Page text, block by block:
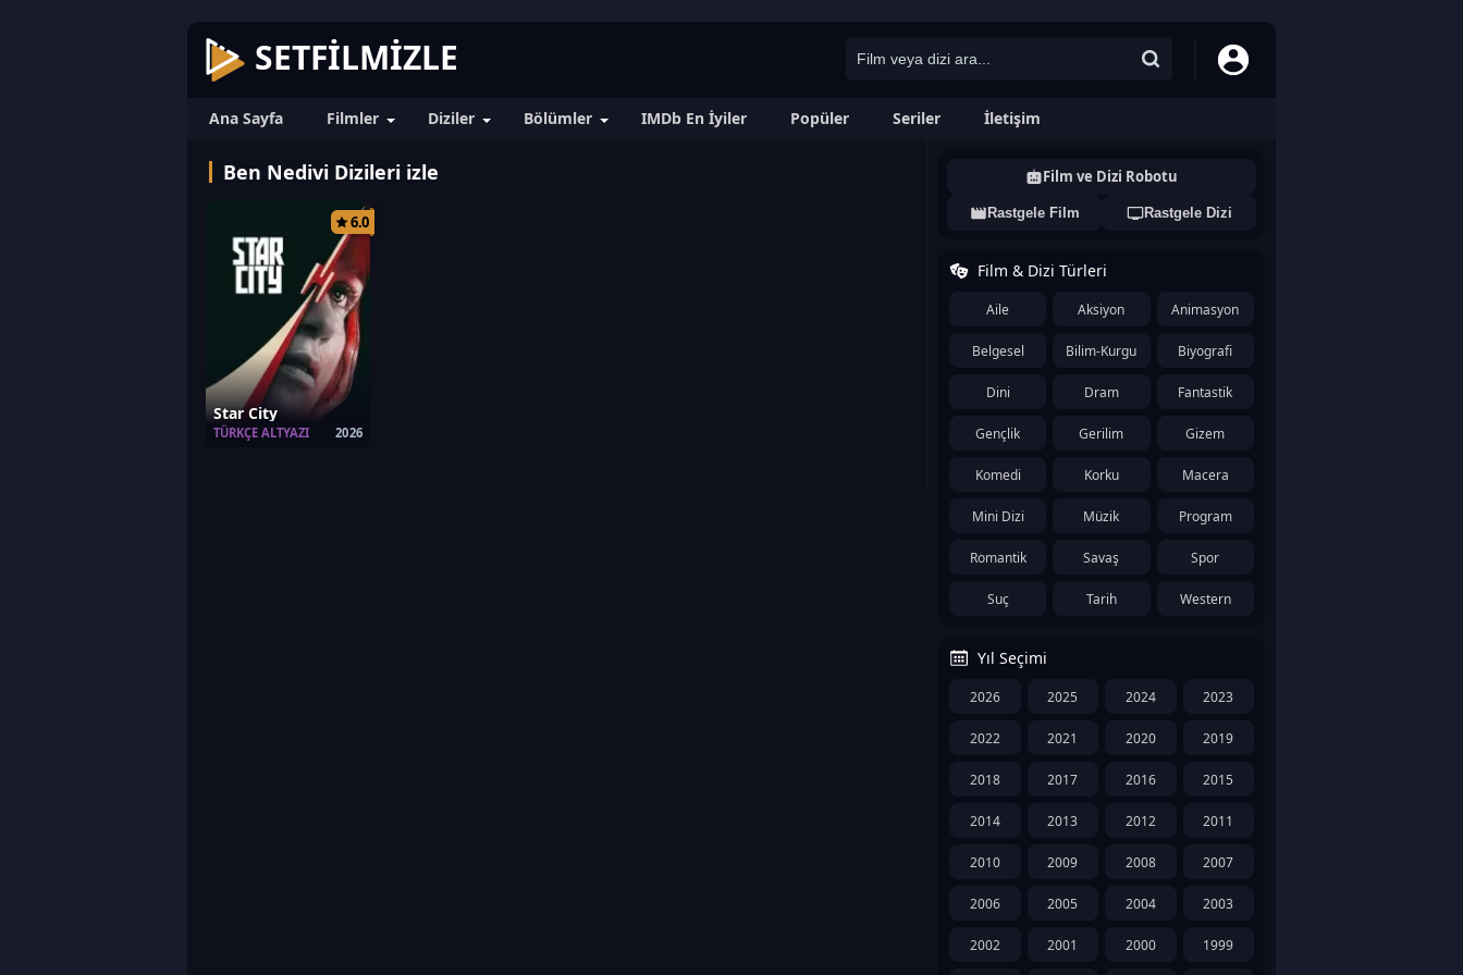
SETFILMIZLE
Ana Sayfa Filmler Diziler Bölümler IMDb En İyiler Popüler Seriler İletişim
Ben Nedivi Dizileri izle
6.0
Star City
2026
TÜRKÇE ALTYAZI
Film ve Dizi Robotu
Rastgele Film Rastgele Dizi
Film & Dizi Türleri
Aile Aksiyon Animasyon
Belgesel Bilim-Kurgu Biyografi
Dini Dram Fantastik
Gençlik Gerilim Gizem
Komedi Korku Macera
Mini Dizi Müzik Program
Romantik Savaş Spor
Suç Tarih Western
Yıl Seçimi
2026 2025 2024 2023
2022 2021 2020 2019
2018 2017 2016 2015
2014 2013 2012 2011
2010 2009 2008 2007
2006 2005 2004 2003
2002 2001 2000 1999